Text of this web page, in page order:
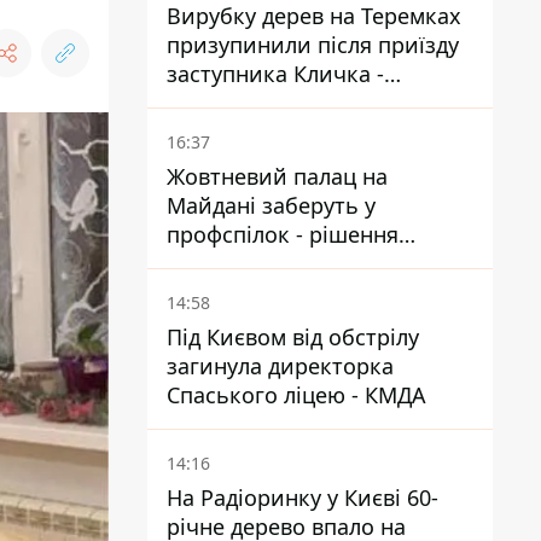
Вирубку дерев на Теремках
призупинили після приїзду
заступника Кличка -
почався діалог
16:37
Жовтневий палац на
Майдані заберуть у
профспілок - рішення
Господарського суду
14:58
Під Києвом від обстрілу
загинула директорка
Спаського ліцею - КМДА
14:16
На Радіоринку у Києві 60-
річне дерево впало на